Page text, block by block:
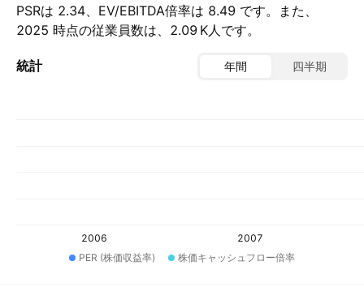
PSRは 2.34、EV/EBITDA倍率は 8.49 です。また、
2025 時点の従業員数は、‪2.09 K‬人です。
統計 年間 四半期
2006
2007
PER (株価収益率)
株価キャッシュフロー倍率